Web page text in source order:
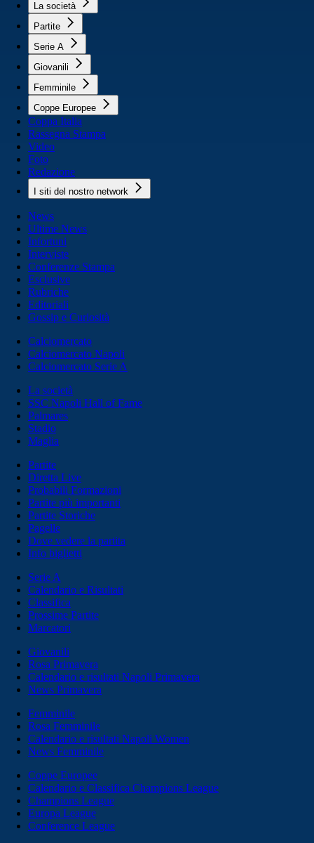
La società
Partite
Serie A
Giovanili
Femminile
Coppe Europee
Coppa Italia
Rassegna Stampa
Video
Foto
Redazione
I siti del nostro network
News
Ultime News
Infortuni
Interviste
Conferenze Stampa
Esclusive
Rubriche
Editoriali
Gossip e Curiosità
Calciomercato
Calciomercato Napoli
Calciomercato Serie A
La società
SSC Napoli Hall of Fame
Palmares
Stadio
Maglia
Partite
Diretta Live
Probabili Formazioni
Partite più importanti
Partite Storiche
Pagelle
Dove vedere la partita
Info biglietti
Serie A
Calendario e Risultati
Classifica
Prossime Partite
Marcatori
Giovanili
Rosa Primavera
Calendario e risultati Napoli Primavera
News Primavera
Femminile
Rosa Femminile
Calendario e risultati Napoli Women
News Femminile
Coppe Europee
Calendario e Classifica Champions League
Champions League
Europa League
Conference League